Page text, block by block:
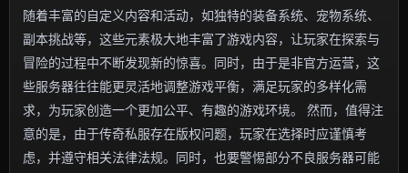
随着丰富的自定义内容和活动，如独特的装备系统、宠物系统、
副本挑战等，这些元素极大地丰富了游戏内容，让玩家在探索与
冒险的过程中不断发现新的惊喜。同时，由于是非官方运营，这
些服务器往往能更灵活地调整游戏平衡，满足玩家的多样化需
求，为玩家创造一个更加公平、有趣的游戏环境。 然而，值得注
意的是，由于传奇私服存在版权问题，玩家在选择时应谨慎考
虑，并遵守相关法律法规。同时，也要警惕部分不良服务器可能